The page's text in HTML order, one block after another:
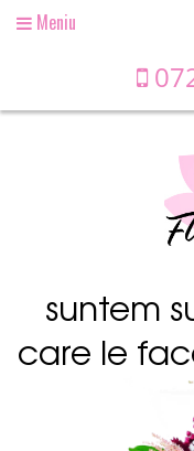
suntem
care le
OpenMeniu